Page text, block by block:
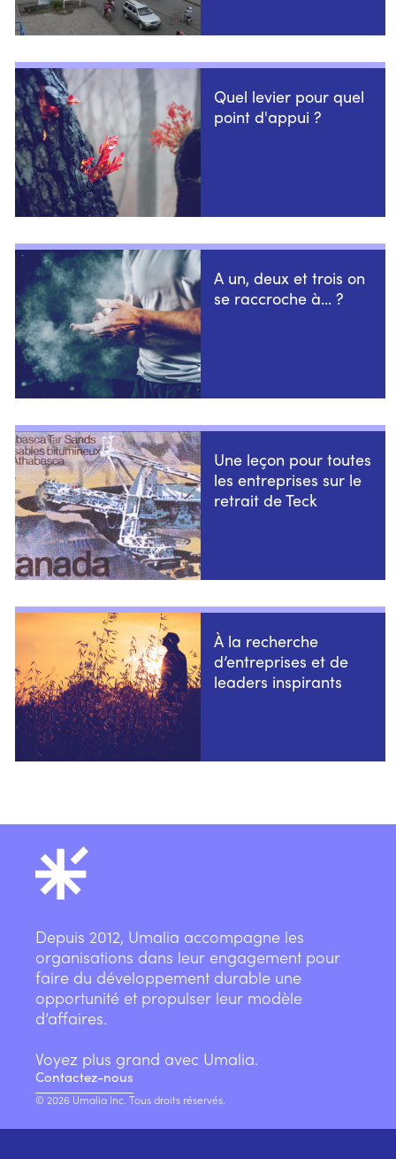
Quel levier pour quel
point d'appui ?
A un, deux et trois on
se raccroche à... ?
Une leçon pour toutes
les entreprises sur le
retrait de Teck
À la recherche
d’entreprises et de
leaders inspirants
Depuis 2012, Umalia accompagne les
organisations dans leur engagement pour
faire du développement durable une
opportunité et propulser leur modèle
d’affaires.
Voyez plus grand avec Umalia.
Contactez-nous
© 2026 Umalia Inc. Tous droits réservés.